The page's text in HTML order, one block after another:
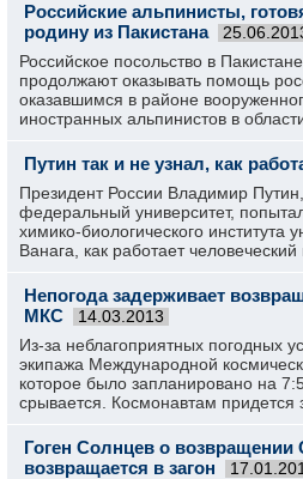
Российские альпинисты,
родину из Пакистана
Российское посольство в
продолжают оказывать помощь
оказавшимся в районе
иностранных альпинистов в
Путин так и не узнал, как
Президент России Владимир
федеральный университет,
химико-биологического института
Ванага, как работает человеческий
Непогода задерживает
МКС
14.03.2013
Из-за неблагоприятных погодных
экипажа Международной
которое было запланировано на
срывается. Космонавтам придется
Гоген Солнцев о
возвращается в загон